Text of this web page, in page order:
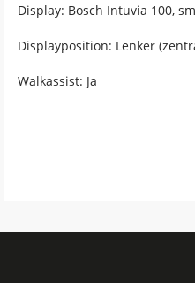
Display: Bosch Intuvia 100,
Displayposition: Lenker
Walkassist: Ja